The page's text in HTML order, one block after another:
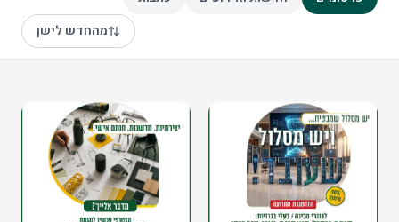
מהחדש לישן